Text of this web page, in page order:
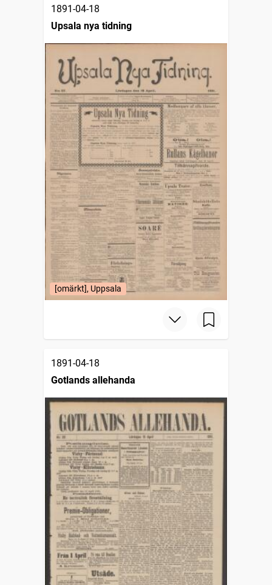
1891-04-18
Upsala nya tidning
[omärkt], Uppsala
1891-04-18
Gotlands allehanda